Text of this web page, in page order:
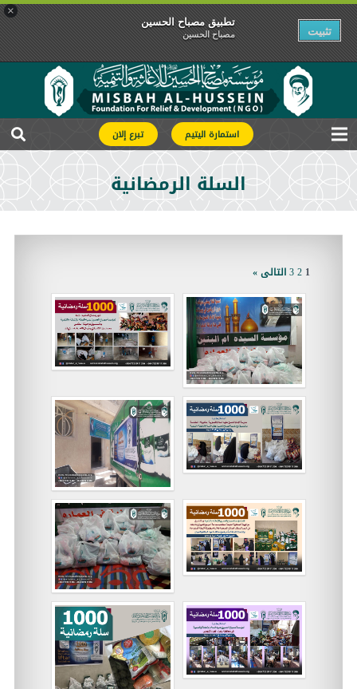
×
تطبیق مصباح الحسین
مصباح الحسین تثبیت
استمارة اليتيم تبرع إلان
السلة الرمضانية
1
2
3التالى »